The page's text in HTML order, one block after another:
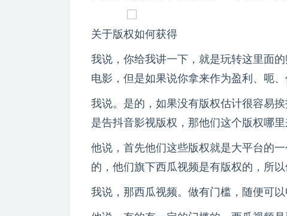
关于版权如何获得
我说，你给我讲一下，就是玩转这里面
电影，但是如果说你拿来作为盈利、呃
我说。是的，如果没有版权估计很容易
是告抖音影视版权，那他们这个版权哪里
他说，首先他们这些版权就是大平台的
的，他们旗下西瓜视频是有版权的，所
我说，那西瓜视频。做有门槛，随便可以